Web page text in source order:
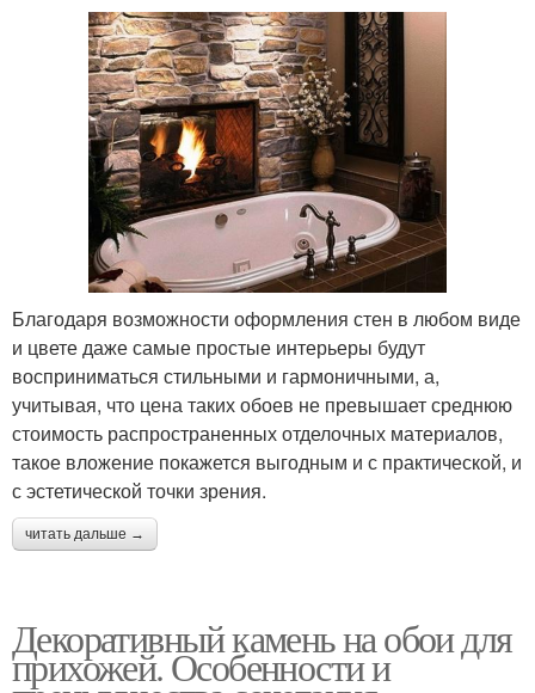
Благодаря возможности оформления стен в любом виде
и цвете даже самые простые интерьеры будут
восприниматься стильными и гармоничными, а,
учитывая, что цена таких обоев не превышает среднюю
стоимость распространенных отделочных материалов,
такое вложение покажется выгодным и с практической, и
с эстетической точки зрения.
читать дальше →
Декоративный камень на обои для
прихожей. Особенности и